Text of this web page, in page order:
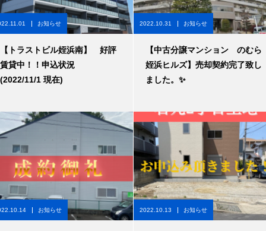
お知らせ
【トラストビル姪浜南】 好評
賃貸中！！申込状況
(2022/11/1 現在)
2022.10.31 お知らせ
【中古分譲マンション のむら
姪浜ヒルズ】売却契約完了致し
ました。✨
お知らせ 2022.10.13 お知らせ